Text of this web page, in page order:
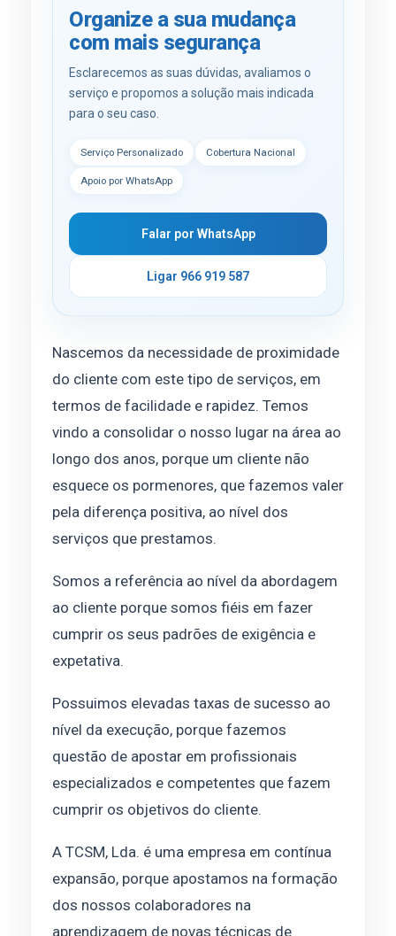
Organize a sua mudança
com mais segurança
Esclarecemos as suas dúvidas, avaliamos o
serviço e propomos a solução mais indicada
para o seu caso.
Serviço Personalizado Cobertura Nacional
Apoio por WhatsApp
Falar por WhatsApp
Ligar 966 919 587
Nascemos da necessidade de proximidade
do cliente com este tipo de serviços, em
termos de facilidade e rapidez. Temos
vindo a consolidar o nosso lugar na área ao
longo dos anos, porque um cliente não
esquece os pormenores, que fazemos valer
pela diferença positiva, ao nível dos
serviços que prestamos.
Somos a referência ao nível da abordagem
ao cliente porque somos fiéis em fazer
cumprir os seus padrões de exigência e
expetativa.
Possuimos elevadas taxas de sucesso ao
nível da execução, porque fazemos
questão de apostar em profissionais
especializados e competentes que fazem
cumprir os objetivos do cliente.
A TCSM, Lda. é uma empresa em contínua
expansão, porque apostamos na formação
dos nossos colaboradores na
aprendizagem de novas técnicas de